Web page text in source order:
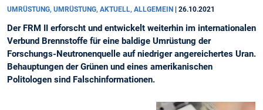
UMRÜSTUNG, UMRÜSTUNG, AKTUELL, ALLGEMEIN 26.10.2021
Der FRM II erforscht und entwickelt weiterhin im internationalen
Verbund Brennstoffe für eine baldige Umrüstung der
Forschungs-Neutronenquelle auf niedriger angereichertes Uran.
Behauptungen der Grünen und eines amerikanischen
Politologen sind Falschinformationen.